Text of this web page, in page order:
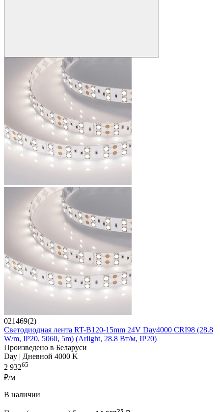
021469(2)
Светодиодная лента RT-B120-15mm 24V Day4000 CRI98 (28.8
W/m, IP20, 5060, 5m) (Arlight, 28.8 Вт/м, IP20)
Произведено в Беларуси
Day | Дневной 4000 K
2 93265
₽/м
В наличии